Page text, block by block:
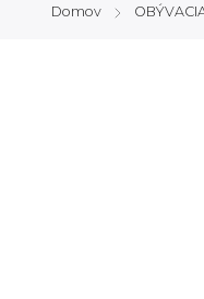
Domov /